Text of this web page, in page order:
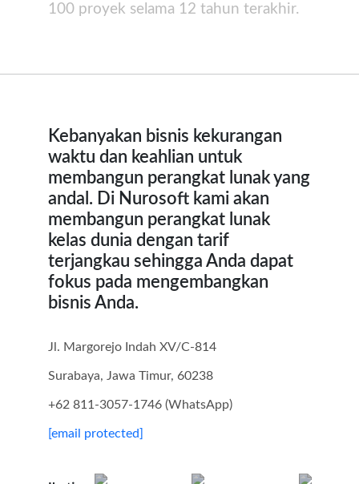
100 proyek selama 12 tahun terakhir.
Kebanyakan bisnis kekurangan
waktu dan keahlian untuk
membangun perangkat lunak yang
andal. Di Nurosoft kami akan
membangun perangkat lunak
kelas dunia dengan tarif
terjangkau sehingga Anda dapat
fokus pada mengembangkan
bisnis Anda.
Jl. Margorejo Indah XV/C-814
Surabaya, Jawa Timur, 60238
+62 811-3057-1746 (WhatsApp)
[email protected]